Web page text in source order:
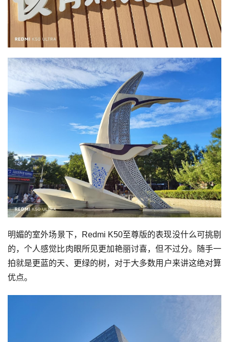
明媚的室外场景下，Redmi K50至尊版的表现没什么可挑剔
的，个人感觉比肉眼所见更加艳丽讨喜，但不过分。随手一
拍就是更蓝的天、更绿的树，对于大多数用户来讲这绝对算
优点。